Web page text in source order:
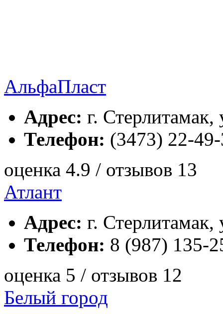
АльфаПласт
Адрес: г.
Телефон: (3473) 22-
оценка 4.9 / отзывов 13
Атлант
Адрес: г.
Телефон: 8 (987) 135-
оценка 5 / отзывов 12
Белый город